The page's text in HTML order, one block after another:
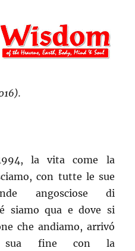
la vita come la
con tutte le sue
angosciose di
siamo qua e dove si
che andiamo, arrivó
sua fine con la